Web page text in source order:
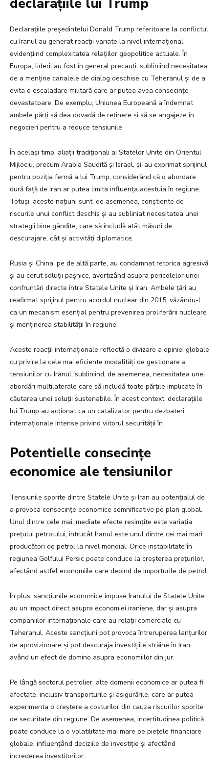
declarațiile lui Trump
Declarațiile președintelui Donald Trump referitoare la conflictul
cu Iranul au generat reacții variate la nivel internațional,
evidențiind complexitatea relațiilor geopolitice actuale. În
Europa, liderii au fost în general precauți, subliniind necesitatea
de a menține canalele de dialog deschise cu Teheranul și de a
evita o escaladare militară care ar putea avea consecințe
devastatoare. De exemplu, Uniunea Europeană a îndemnat
ambele părți să dea dovadă de reținere și să se angajeze în
negocieri pentru a reduce tensiunile.
În același timp, aliații tradiționali ai Statelor Unite din Orientul
Mijlociu, precum Arabia Saudită și Israel, și-au exprimat sprijinul
pentru poziția fermă a lui Trump, considerând că o abordare
dură față de Iran ar putea limita influența acestuia în regiune.
Totuși, aceste națiuni sunt, de asemenea, conștiente de
riscurile unui conflict deschis și au subliniat necesitatea unei
strategii bine gândite, care să includă atât măsuri de
descurajare, cât și activități diplomatice.
Rusia și China, pe de altă parte, au condamnat retorica agresivă
și au cerut soluții pașnice, avertizând asupra pericolelor unei
confruntări directe între Statele Unite și Iran. Ambele țări au
reafirmat sprijinul pentru acordul nuclear din 2015, văzându-l
ca un mecanism esențial pentru prevenirea proliferării nucleare
și menținerea stabilității în regiune.
Aceste reacții internaționale reflectă o divizare a opiniei globale
cu privire la cele mai eficiente modalități de gestionare a
tensiunilor cu Iranul, subliniind, de asemenea, necesitatea unei
abordări multilaterale care să includă toate părțile implicate în
căutarea unei soluții sustenabile. În acest context, declarațiile
lui Trump au acționat ca un catalizator pentru dezbateri
internaționale intense privind viitorul securității în
Potentielle consecințe
economice ale tensiunilor
Tensiunile sporite dintre Statele Unite și Iran au potențialul de
a provoca consecințe economice semnificative pe plan global.
Unul dintre cele mai imediate efecte resimțite este variația
prețului petrolului, întrucât Iranul este unul dintre cei mai mari
producători de petrol la nivel mondial. Orice instabilitate în
regiunea Golfului Persic poate conduce la creșterea prețurilor,
afectând astfel economiile care depind de importurile de petrol.
În plus, sancțiunile economice impuse Iranului de Statele Unite
au un impact direct asupra economiei iraniene, dar și asupra
companiilor internaționale care au relații comerciale cu
Teheranul. Aceste sancțiuni pot provoca întreruperea lanțurilor
de aprovizionare și pot descuraja investițiile străine în Iran,
având un efect de domino asupra economiilor din jur.
Pe lângă sectorul petrolier, alte domenii economice ar putea fi
afectate, inclusiv transporturile și asigurările, care ar putea
experimenta o creștere a costurilor din cauza riscurilor sporite
de securitate din regiune. De asemenea, incertitudinea politică
poate conduce la o volatilitate mai mare pe piețele financiare
globale, influențând deciziile de investiție și afectând
încrederea investitorilor.